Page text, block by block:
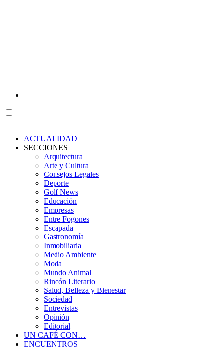
ACTUALIDAD
SECCIONES
Arquitectura
Arte y Cultura
Consejos Legales
Deporte
Golf News
Educación
Empresas
Entre Fogones
Escapada
Gastronomía
Inmobiliaria
Medio Ambiente
Moda
Mundo Animal
Rincón Literario
Salud, Belleza y Bienestar
Sociedad
Entrevistas
Opinión
Editorial
UN CAFÉ CON…
ENCUENTROS